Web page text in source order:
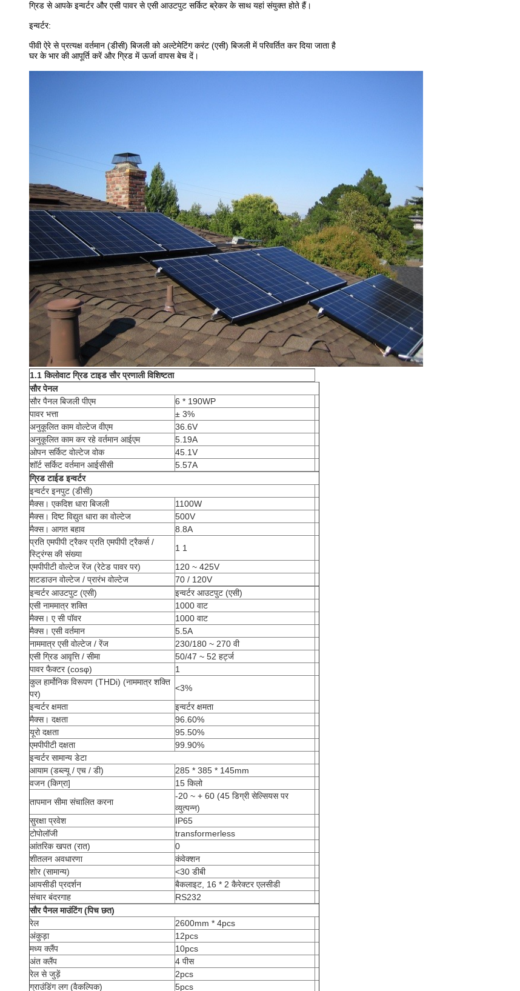
ग्रिड से आपके इन्वर्टर और एसी पावर से एसी आउटपुट सर्किट ब्रेकर के साथ यहां संयुक्त होते हैं।
इन्वर्टर:
पीवी ऐरे से प्रत्यक्ष वर्तमान (डीसी) बिजली को अल्टेमेटिंग करंट (एसी) बिजली में परिवर्तित कर दिया जाता है
घर के भार की आपूर्ति करें और ग्रिड में ऊर्जा वापस बेच दें।
1.1 किलोवाट ग्रिड टाइड सौर प्रणाली विशिष्टता
सौर पेनल
सौर पैनल बिजली पीएम
6 * 190WP
पावर भत्ता
± 3%
अनुकूलित काम वोल्टेज वीएम
36.6V
अनुकूलित काम कर रहे वर्तमान आईएम
5.19A
ओपन सर्किट वोल्टेज वोक
45.1V
शॉर्ट सर्किट वर्तमान आईसीसी
5.57A
ग्रिड टाईड इन्वर्टर
इन्वर्टर इनपुट (डीसी)
मैक्स। एकदिश धारा बिजली
1100W
मैक्स। दिष्ट विद्युत धारा का वोल्टेज
500V
मैक्स। आगत बहाव
8.8A
प्रति एमपीपी ट्रैकर प्रति एमपीपी ट्रैकर्स /
स्ट्रिंग्स की संख्या
1 1
एमपीपीटी वोल्टेज रेंज (रेटेड पावर पर)
120 ~ 425V
शटडाउन वोल्टेज / प्रारंभ वोल्टेज
70 / 120V
इन्वर्टर आउटपुट (एसी)
इन्वर्टर आउटपुट (एसी)
एसी नाममात्र शक्ति
1000 वाट
मैक्स। ए सी पॉवर
1000 वाट
मैक्स। एसी वर्तमान
5.5A
नाममात्र एसी वोल्टेज / रेंज
230/180 ~ 270 वी
एसी ग्रिड आवृत्ति / सीमा
50/47 ~ 52 हर्ट्ज
पावर फैक्टर (cosφ)
1
कुल हार्मोनिक विरूपण (THDi) (नाममात्र शक्ति
पर)
<3%
इन्वर्टर क्षमता
इन्वर्टर क्षमता
मैक्स। दक्षता
96.60%
यूरो दक्षता
95.50%
एमपीपीटी दक्षता
99.90%
इन्वर्टर सामान्य डेटा
आयाम (डब्ल्यू / एच / डी)
285 * 385 * 145mm
वजन (किग्रा]
15 किलो
तापमान सीमा संचालित करना
-20 ~ + 60 (45 डिग्री सेल्सियस पर
व्युत्पन्न)
सुरक्षा प्रवेश
IP65
टोपोलॉजी
transformerless
आंतरिक खपत (रात)
0
शीतलन अवधारणा
कंवेक्शन
शोर (सामान्य)
<30 डीबी
आयसीडी प्रदर्शन
बैकलाइट, 16 * 2 कैरेक्टर एलसीडी
संचार बंदरगाह
RS232
सौर पैनल माउंटिंग (पिच छत)
रेल
2600mm * 4pcs
अंकुड़ा
12pcs
मध्य क्लैंप
10pcs
अंत क्लैंप
4 पीस
रेल से जुड़ें
2pcs
ग्राउंडिंग लग (वैकल्पिक)
5pcs